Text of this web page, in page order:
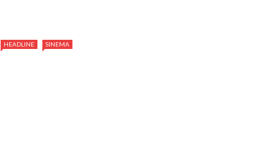
HEADLINE SINEMA